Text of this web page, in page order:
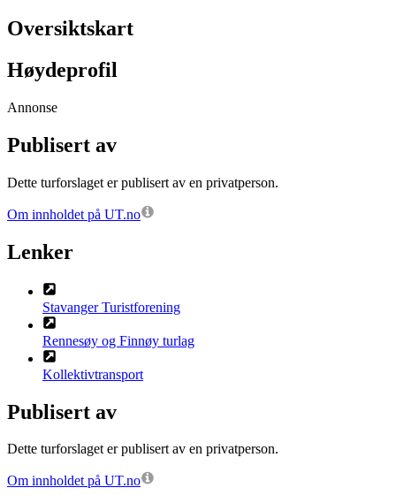
Oversiktskart
Høydeprofil
Annonse
Publisert av
Dette turforslaget er publisert av en privatperson.
Om innholdet på UT.no
Lenker
Stavanger Turistforening
Rennesøy og Finnøy turlag
Kollektivtransport
Publisert av
Dette turforslaget er publisert av en privatperson.
Om innholdet på UT.no